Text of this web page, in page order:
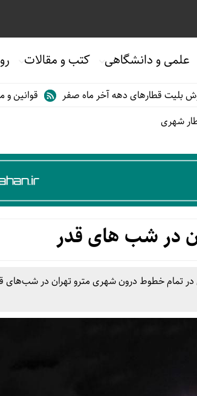
علمی و دانشگاهی کتب و مقالات
دهه آخر ماه صفر قوانین و مقررات
شهری
در شب های قدر
تمام خطوط درون شهری مترو تهران در شب‌های